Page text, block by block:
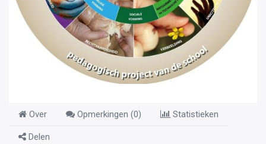
Over Opmerkingen (0) Statistieken
Delen